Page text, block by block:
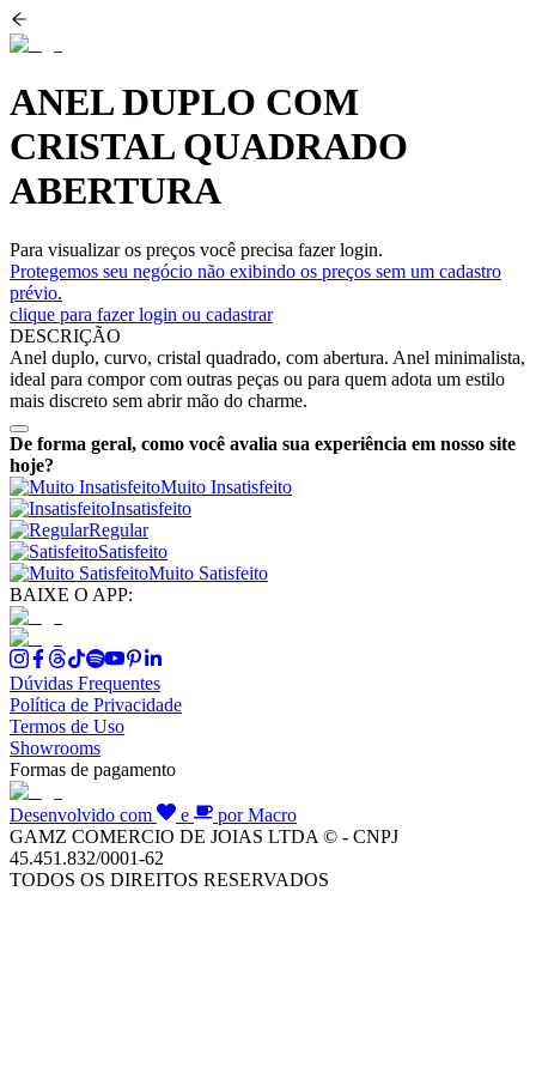
ANEL DUPLO COM
CRISTAL QUADRADO
ABERTURA
Para visualizar os preços você precisa fazer login.
Protegemos seu negócio não exibindo os preços sem um cadastro
prévio.
clique para fazer login ou cadastrar
DESCRIÇÃO
Anel duplo, curvo, cristal quadrado, com abertura. Anel minimalista,
ideal para compor com outras peças ou para quem adota um estilo
mais discreto sem abrir mão do charme.
De forma geral, como você avalia sua experiência em nosso site
hoje?
Muito Insatisfeito
Insatisfeito
Regular
Satisfeito
Muito Satisfeito
BAIXE O APP:
Dúvidas Frequentes
Política de Privacidade
Termos de Uso
Showrooms
Formas de pagamento
Desenvolvido com e
por Macro
GAMZ COMERCIO DE JOIAS LTDA © - CNPJ
45.451.832/0001-62
TODOS OS DIREITOS RESERVADOS